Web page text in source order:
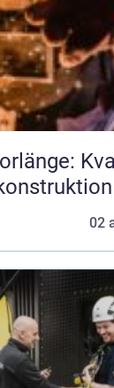
02